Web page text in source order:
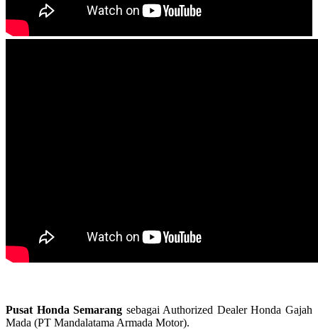
Pusat Honda Semarang sebagai Authorized Dealer Honda Gajah
Mada (PT Mandalatama Armada Motor).